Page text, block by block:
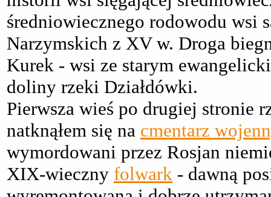
średniowiecznego rodowodu wsi
Narzymskich z XV w. Droga
Kurek - wsi ze starym
doliny rzeki Działdówki.
Pierwsza wieś po drugiej stronie
natknąłem się na cmentarz
wymordowani przez Rosjan
XIX-wieczny folwark - dawną